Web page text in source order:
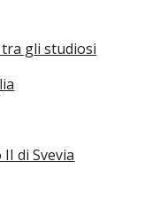
gli studiosi
di Svevia